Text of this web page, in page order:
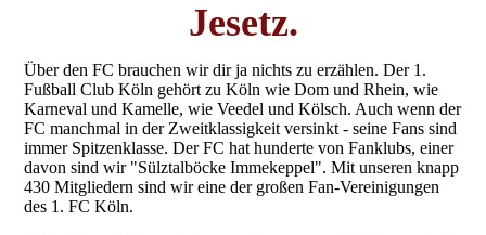
Jesetz.
Über den FC brauchen wir dir ja nichts zu erzählen. Der 1.
Fußball Club Köln gehört zu Köln wie Dom und Rhein, wie
Karneval und Kamelle, wie Veedel und Kölsch. Auch wenn der
FC manchmal in der Zweitklassigkeit versinkt - seine Fans sind
immer Spitzenklasse. Der FC hat hunderte von Fanklubs, einer
davonsind wir "Sülztalböcke Immekeppel". Mit unseren knapp
430 Mitgliedern sind wir eine der großen Fan-Vereinigungen
des 1. FC Köln.